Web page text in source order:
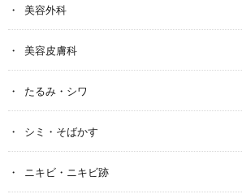
美容外科
美容皮膚科
たるみ・シワ
シミ・そばかす
ニキビ・ニキビ跡